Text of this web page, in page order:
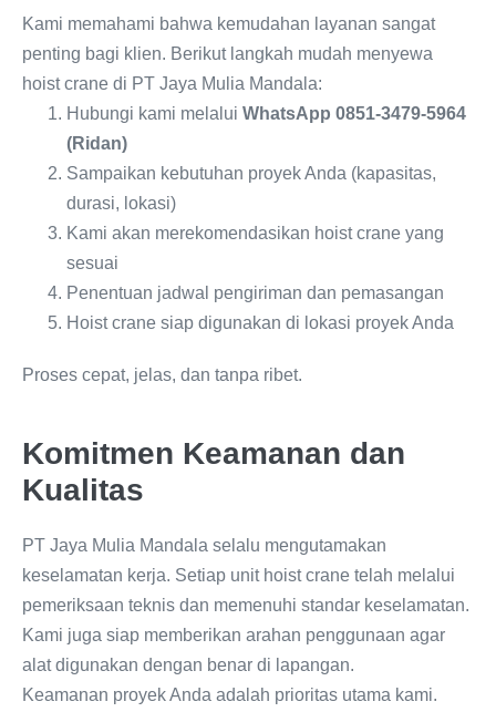
Kami memahami bahwa kemudahan layanan sangat
penting bagi klien. Berikut langkah mudah menyewa
hoist crane di PT Jaya Mulia Mandala:
Hubungi kami melalui WhatsApp 0851-3479-5964
(Ridan)
Sampaikan kebutuhan proyek Anda (kapasitas,
durasi, lokasi)
Kami akan merekomendasikan hoist crane yang
sesuai
Penentuan jadwal pengiriman dan pemasangan
Hoist crane siap digunakan di lokasi proyek Anda
Proses cepat, jelas, dan tanpa ribet.
Komitmen Keamanan dan
Kualitas
PT Jaya Mulia Mandala selalu mengutamakan
keselamatan kerja. Setiap unit hoist crane telah melalui
pemeriksaan teknis dan memenuhi standar keselamatan.
Kami juga siap memberikan arahan penggunaan agar
alat digunakan dengan benar di lapangan.
Keamanan proyek Anda adalah prioritas utama kami.